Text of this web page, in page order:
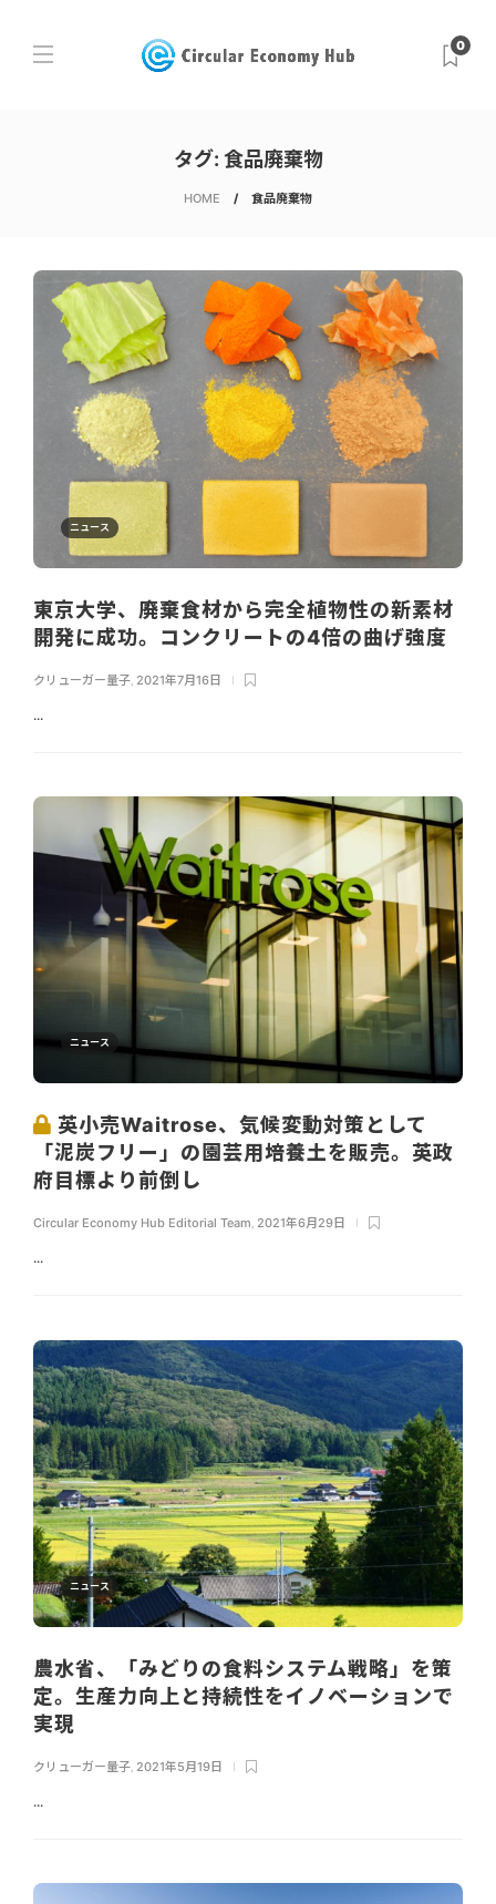
0
タグ: 食品廃棄物
HOME 食品廃棄物
ニュース
東京大学、廃棄食材から完全植物性の新素材
開発に成功。コンクリートの4倍の曲げ強度
クリューガー量子 2021年7月16日
...
ニュース
英小売Waitrose、気候変動対策として
「泥炭フリー」の園芸用培養土を販売。英政
府目標より前倒し
Circular Economy Hub Editorial Team 2021年6月29日
...
ニュース
農水省、「みどりの食料システム戦略」を策
定。生産力向上と持続性をイノベーションで
実現
クリューガー量子 2021年5月19日
...